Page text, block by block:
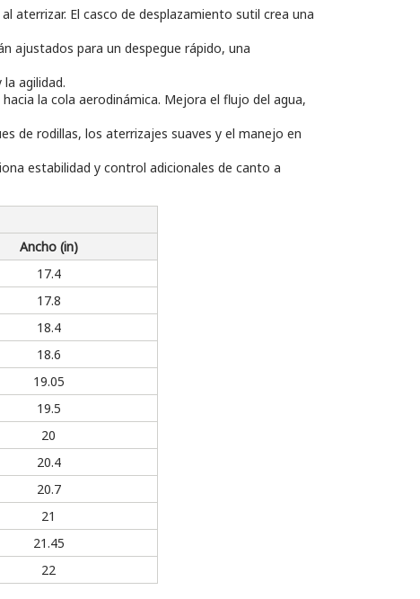
El casco de desplazamiento sutil crea una
ajustados para un despegue rápido, una
agilidad.
la cola aerodinámica. Mejora el flujo del agua,
de rodillas, los aterrizajes suaves y el manejo en
estabilidad y control adicionales de canto a
Ancho (in)
17.4
17.8
18.4
18.6
19.05
19.5
20
20.4
20.7
21
21.45
22